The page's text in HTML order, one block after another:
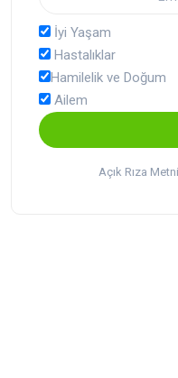
İyi Yaşam
Hastalıklar
Hamilelik ve Doğum
Ailem
Açık Rıza